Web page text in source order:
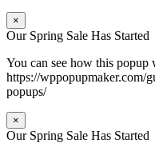
×
Our Spring Sale Has Started
You can see how this popup
https://wppopupmaker.com/
popups/
×
Our Spring Sale Has Started